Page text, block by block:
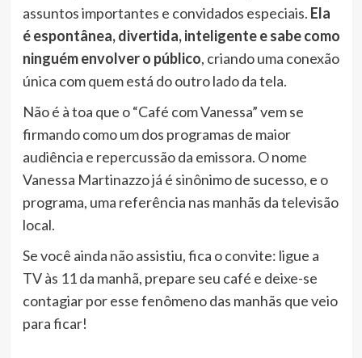
assuntos importantes e convidados especiais. Ela
é espontânea, divertida, inteligente e sabe como
ninguém envolver o público, criando uma conexão
única com quem está do outro lado da tela.
Não é à toa que o “Café com Vanessa” vem se
firmando como um dos programas de maior
audiência e repercussão da emissora. O nome
Vanessa Martinazzo já é sinônimo de sucesso, e o
programa, uma referência nas manhãs da televisão
local.
Se você ainda não assistiu, fica o convite: ligue a
TV às 11 da manhã, prepare seu café e deixe-se
contagiar por esse fenômeno das manhãs que veio
para ficar!